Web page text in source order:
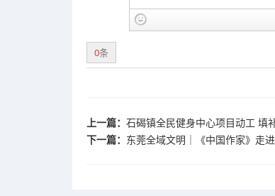
0条
上一篇： 石碣镇全民健身中心项目动工 填
下一篇： 东莞全域文明｜《中国作家》走